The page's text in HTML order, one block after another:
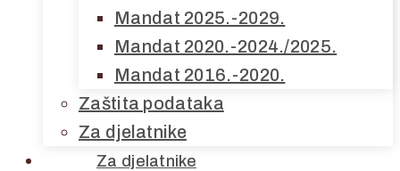
Mandat 2025.-2029.
Mandat 2020.-2024./2025.
Mandat 2016.-2020.
Zaštita podataka
Za djelatnike
Za djelatnike